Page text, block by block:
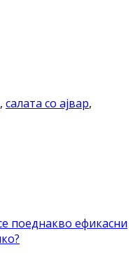
, салата со ајвар,